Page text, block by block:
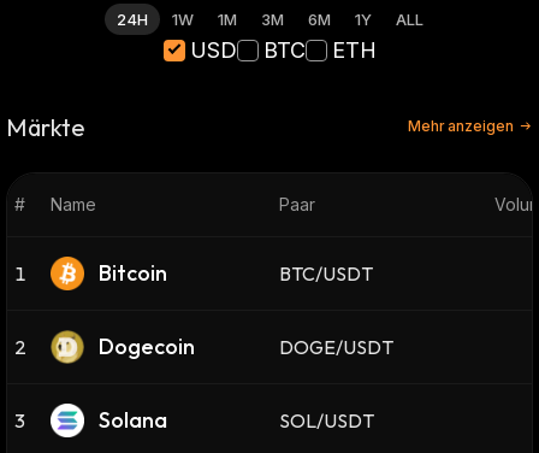
24H 1W 1M 3M 6M 1Y ALL
USD BTC ETH
Märkte Mehr anzeigen
# Name Paar
1 Bitcoin BTC/USDT
2 Dogecoin DOGE/USDT
3 Solana SOL/USDT